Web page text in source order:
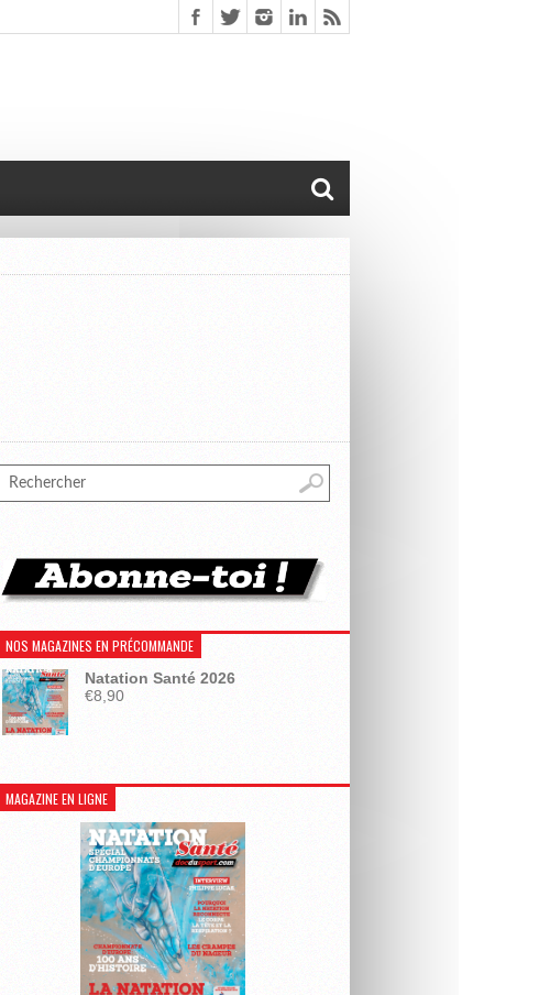
NOS MAGAZINES EN PRÉCOMMANDE
Natation Santé 2026
€8,90
MAGAZINE EN LIGNE